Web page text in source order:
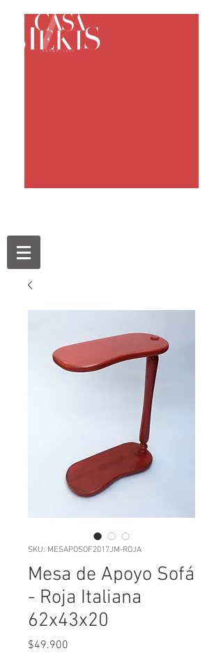
SKU: MESAPOSOF2017JM-ROJA
Mesa de Apoyo Sofá
- Roja Italiana
62x43x20
$49.900